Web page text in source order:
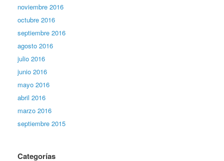
noviembre 2016
octubre 2016
septiembre 2016
agosto 2016
julio 2016
junio 2016
mayo 2016
abril 2016
marzo 2016
septiembre 2015
Categorías